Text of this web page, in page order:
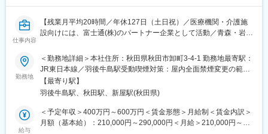
Elixirシリーズの使いやすさはそのままに、お客様から末永く選ば
れるレセコンとなるよう進化しました。
■当社について：
シェアを誇り、業界としてもニーズが増え続けている成長産業で
す。
当社システムや全国3,000軒の調剤薬局で使用されています。
当社では医療システム（電子カルテ、医療事務システムなど）、
スケア領域におけるITシステム導入での地域貢献を行っておりま
す。
仕事内容
【残業月平均20時間／年休127日（土日祝）／医療機関・介護施
設向けには、富士通(株)のパートナー企業として活動／青森・岩
同社は医療業界向けに、電子カルテや薬歴管理のシステムの提案
から運用サポートまでを一貫して行っている企業です。
■業務の詳細
契約管理業務・売上管理・営業管理システムの導入を主に担当い
ただきます。
その他、以下の業務をお任せいたします。
勤務地
＜勤務地詳細＞本社住所：秋田県秋田市卸町3-4-1 勤務地最寄駅：
JR東日本線／羽後牛島駅受動喫煙対策：屋内全面禁煙変更の範
囲：会社の定める事業所
【最寄り駅】
羽後牛島駅、秋田駅、新屋駅(秋田県)
給与
＜予定年収＞400万円～600万円＜賃金形態＞月給制＜賃金内訳＞
月額（基本給）：210,000円～290,000円＜月給＞210,000円～